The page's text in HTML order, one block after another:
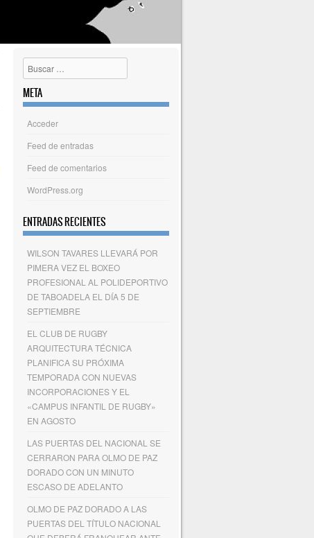
Buscar
META
Acceder
Feed de entradas
Feed de comentarios
WordPress.org
ENTRADAS RECIENTES
WILSON TAVARES LLEVARÁ POR
PIMERA VEZ EL BOXEO
PROFESIONAL AL POLIDEPORTIVO
DE TABOADELA EL DÍA 5 DE
SEPTIEMBRE
EL CLUB DE RUGBY
ARQUITECTURA TÉCNICA
PLANIFICA SU PRÓXIMA
TEMPORADA CON NUEVAS
INCORPORACIONES Y EL
«CAMPUS INFANTIL DE RUGBY»
EN AGOSTO
LAS PUERTAS DEL NACIONAL SE
CERRARON PARA OLMO DE PAZ
DORADO CON UN MINUTO
ESCASO DE ADELANTO
OLMO DE PAZ DORADO A LAS
PUERTAS DEL TÍTULO NACIONAL